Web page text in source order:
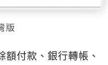
版
額付款、銀行轉帳、